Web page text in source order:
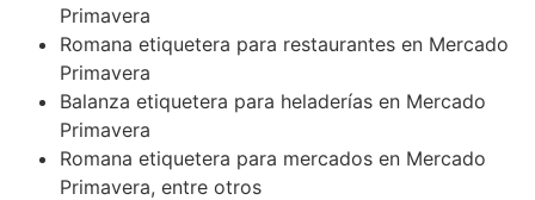
Primavera
Romana etiquetera para restaurantes en Mercado
Primavera
Balanza etiquetera para heladerías en Mercado
Primavera
Romana etiquetera para mercados en Mercado
Primavera, entre otros